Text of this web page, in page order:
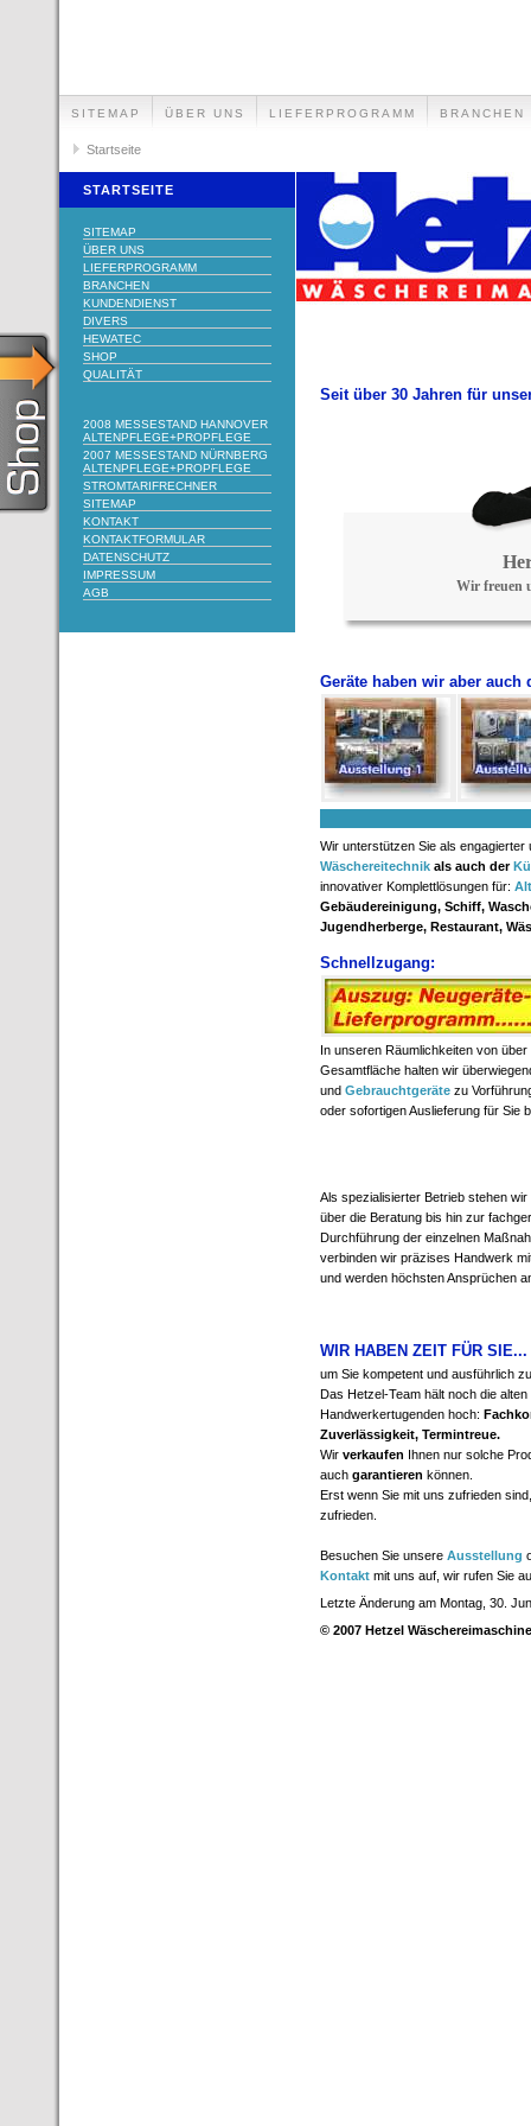
SITEMAP ÜBER UNS LIEFERPROGRAMM BRANCHEN
Startseite
STARTSEITE
SITEMAP
ÜBER UNS
LIEFERPROGRAMM
BRANCHEN
KUNDENDIENST
DIVERS
HEWATEC
SHOP
QUALITÄT
2008 MESSESTAND HANNOVER
ALTENPFLEGE+PROPFLEGE
2007 MESSESTAND NÜRNBERG
ALTENPFLEGE+PROPFLEGE
STROMTARIFRECHNER
SITEMAP
KONTAKT
KONTAKTFORMULAR
DATENSCHUTZ
IMPRESSUM
AGB
Seit über 30 Jahren für
Wir freuen
Geräte haben wir aber
Wir unterstützen Sie als
Wäschereitechnik als auch der
innovativer Komplettlösungen für:
Gebäudereinigung, Schiff,
Jugendherberge, Restaurant,
Schnellzugang:
In unseren Räumlichkeiten von über
Gesamtfläche halten wir
und Gebrauchtgeräte zu
oder sofortigen Auslieferung für Sie
Als spezialisierter Betrieb stehen
über die Beratung bis hin zur
Durchführung der einzelnen
verbinden wir präzises Handwerk
und werden höchsten Ansprüchen
WIR HABEN ZEIT FÜR SIE...
um Sie kompetent und ausführlich
Das Hetzel-Team hält noch die alten
Handwerkertugenden hoch:
Zuverlässigkeit, Termintreue.
Wir verkaufen Ihnen nur solche
auch garantieren können.
Erst wenn Sie mit uns zufrieden
zufrieden.
Besuchen Sie unsere Ausstellung
Kontakt mit uns auf, wir rufen Sie
Letzte Änderung am Montag, 30.
© 2007 Hetzel